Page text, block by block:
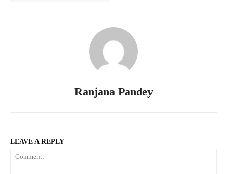
Ranjana Pandey
LEAVE A REPLY